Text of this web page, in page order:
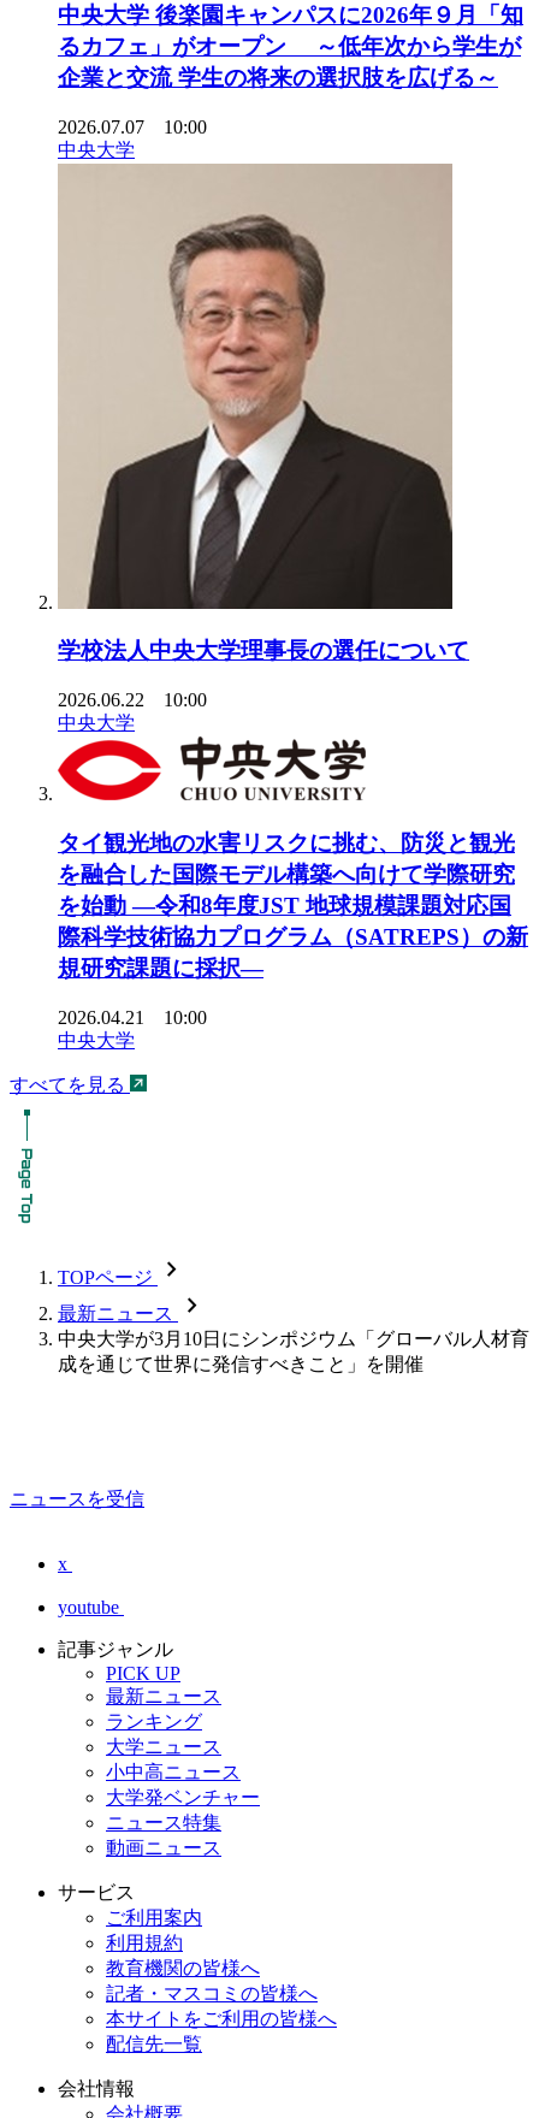
中央大学 後楽園キャンパスに2026年９月「知
るカフェ」がオープン ～低年次から学生が
企業と交流 学生の将来の選択肢を広げる～
2026.07.07 10:00
中央大学
学校法人中央大学理事長の選任について
2026.06.22 10:00
中央大学
タイ観光地の水害リスクに挑む、防災と観光
を融合した国際モデル構築へ向けて学際研究
を始動 ―令和8年度JST 地球規模課題対応国
際科学技術協力プログラム（SATREPS）の新
規研究課題に採択―
2026.04.21 10:00
中央大学
すべてを見る
TOPページ chevron_forward
最新ニュース chevron_forward
中央大学が3月10日にシンポジウム「グローバル人材育
成を通じて世界に発信すべきこと」を開催
ニュースを受信
x
youtube
記事ジャンル
PICK UP
最新ニュース
ランキング
大学ニュース
小中高ニュース
大学発ベンチャー
ニュース特集
動画ニュース
サービス
ご利用案内
利用規約
教育機関の皆様へ
記者・マスコミの皆様へ
本サイトをご利用の皆様へ
配信先一覧
会社情報